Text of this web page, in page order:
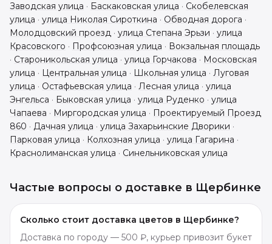
Заводская улица · Баскаковская улица · Скобелевская
улица · улица Николая Сироткина · Обводная дорога ·
Молодцовский проезд · улица Степана Эрьзи · улица
Красовского · Профсоюзная улица · Вокзальная площадь
· Староникольская улица · улица Горчакова · Московская
улица · Центральная улица · Школьная улица · Луговая
улица · Остафьевская улица · Лесная улица · улица
Энгельса · Быковская улица · улица Руденко · улица
Чапаева · Миргородская улица · Проектируемый Проезд
860 · Дачная улица · улица Захарьинские Дворики ·
Парковая улица · Колхозная улица · улица Гагарина ·
Краснолиманская улица · Синельниковская улица
Частые вопросы о доставке в Щербинке
Сколько стоит доставка цветов в Щербинке?
Доставка по городу — 500 ₽, курьер привозит букет